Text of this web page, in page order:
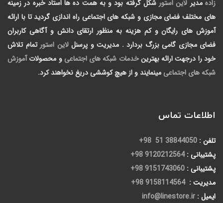
زاده مدیر لاین استور شکل گرفته بود و به همت ده ها استاد خبره در زمینه
های مختلف فضای مجازی و شبکه های اجتماعی راه اندازی گردید تا با ارائه
آموزش های رایگان و کم هزینه به منظور ارتقای دانش و آگاهی کاربران
فضای مجازی گامی بزرگ بردارد . مدیریت و پرسنللاین استور تمام تلاش
خود را درجهت ارائه بهترینخدمات شبکه های اجتماعی و محصولات آموزش
شبکه های اجتماعی مینمایند و از هیچ کوششی دریغ نخواهند کرد.
اطلاعات تماس
تلفن : 38844050 51 98+
پشتیبانی : 9120212564 98+
پشتیبانی : 9151743060 98+
مدیریت : 9158114564 98+
ایمیل : info@linestore.ir